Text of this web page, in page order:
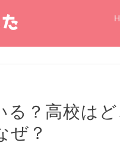
る？高校は
ぜ？